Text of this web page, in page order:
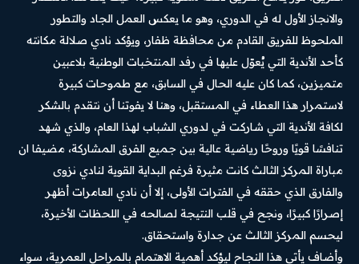
والانجاز الأول له في الدوري، وهو ما يعكس العمل الجاد والتطور
الملحوظ للفريق القادم من محافظة ظفار، ويؤكد نادي صلالة مكانته
كأحد الأندية التي يُعوّل عليها في رفد المنتخبات الوطنية بلاعبين
متميزين، كما كان عليه الحال في السابق، مع طموحات كبيرة
لاستمرار هذا العطاء في المستقبل، وهنا لا يفوتنا أن نتقدم بالشكر
لكافة الأندية التي شاركت في لدوري الشباب لهذا العام، والذي شهد
تنافسًا قويًا وروحًا رياضية عالية بين جميع الفرق المشاركة، مضيفا ان
مباراة المركز الثالث كانت مثيرة فرغم البداية القوية لنادي نزوى
والفارق الذي حققه في الفترات الأولى، إلا أن نادي العامرات أظهر
إصرارًا كبيرًا، ونجح في قلب النتيجة لصالحه في اللحظات الأخيرة،
ليحسم المركز الثالث عن جدارة واستحقاق.
وأضاف يأتي هذا النجاح ليؤكد أهمية الاهتمام بالمراحل العمرية، سواء